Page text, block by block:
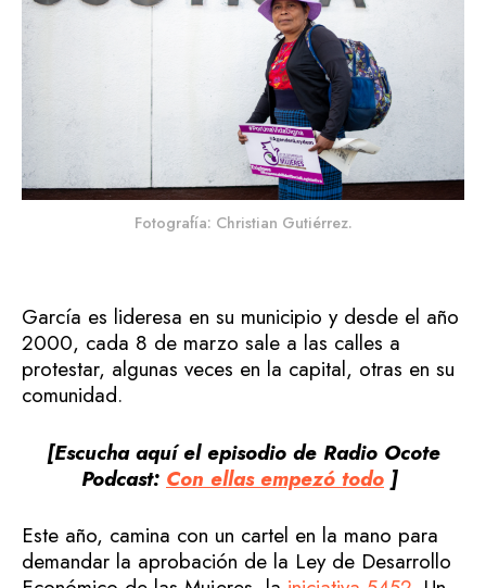
Fotografía: Christian Gutiérrez.
García es lideresa en su municipio y desde el año
2000, cada 8 de marzo sale a las calles a
protestar, algunas veces en la capital, otras en su
comunidad.
[Escucha aquí el episodio de Radio Ocote
Podcast: Con ellas empezó todo ]
Este año, camina con un cartel en la mano para
demandar la aprobación de la Ley de Desarrollo